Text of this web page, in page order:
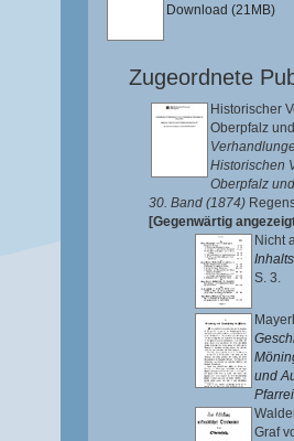
Download (21MB)
Zugeordnete
Historischer
Oberpfalz
Historischen
Oberpfalz
30. Band (1874)
[Gegenwärtig
Nicht
S. 3.
und
Graf